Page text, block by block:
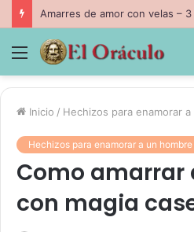
Menú
Inicio / Hechizos para enamorar
Hechizos para enamorar a un hombre
Como amarrar
con magia